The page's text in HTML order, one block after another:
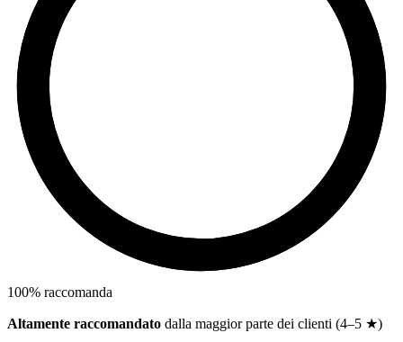
100% raccomanda
Altamente raccomandato dalla maggior parte dei clienti (4–5 ★)